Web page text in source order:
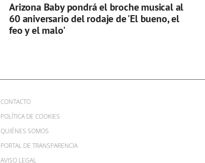
Arizona Baby pondrá el broche musical al
60 aniversario del rodaje de 'El bueno, el
feo y el malo'
CONTACTO
POLÍTICA DE COOKIES
QUIÉNES SOMOS
PORTAL DE TRANSPARENCIA
AVISO LEGAL